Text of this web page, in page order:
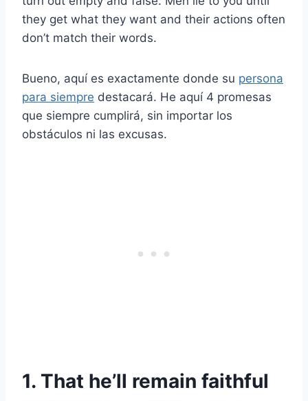
they get what they want and their actions often
don’t match their words.
Bueno, aquí es exactamente donde su persona
para siempre destacará. He aquí 4 promesas
que siempre cumplirá, sin importar los
obstáculos ni las excusas.
1. That he’ll remain faithful